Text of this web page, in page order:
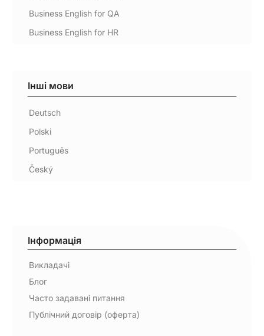
Business English for QA
Business English for HR
Інші мови
Deutsch
Polski
Português
Český
Інформація
Викладачі
Блог
Часто задавані питання
Публічний договір (оферта)